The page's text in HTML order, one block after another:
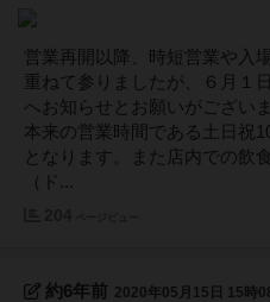
営業再開以降、時短営業や入
重ねて参りましたが、６月１
へお知らせとお願いがござい
本来の営業時間である土日祝
となります。また店内での飲
（ド...
約6年前 2020年05月15日 15時